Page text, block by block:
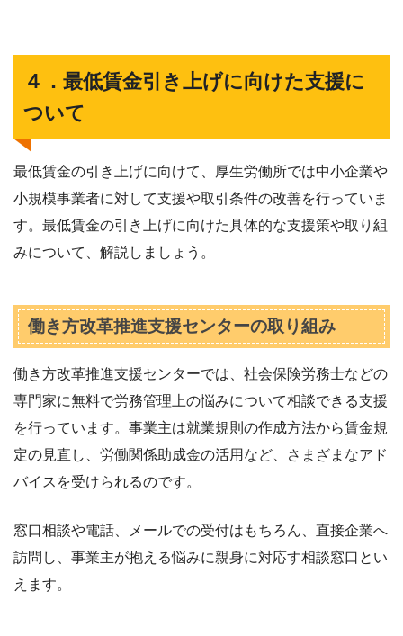
４．最低賃金引き上げに向けた支援に
ついて
最低賃金の引き上げに向けて、厚生労働所では中小企業や
小規模事業者に対して支援や取引条件の改善を行っていま
す。最低賃金の引き上げに向けた具体的な支援策や取り組
みについて、解説しましょう。
働き方改革推進支援センターの取り組み
働き方改革推進支援センターでは、社会保険労務士などの
専門家に無料で労務管理上の悩みについて相談できる支援
を行っています。事業主は就業規則の作成方法から賃金規
定の見直し、労働関係助成金の活用など、さまざまなアド
バイスを受けられるのです。
窓口相談や電話、メールでの受付はもちろん、直接企業へ
訪問し、事業主が抱える悩みに親身に対応す相談窓口とい
えます。